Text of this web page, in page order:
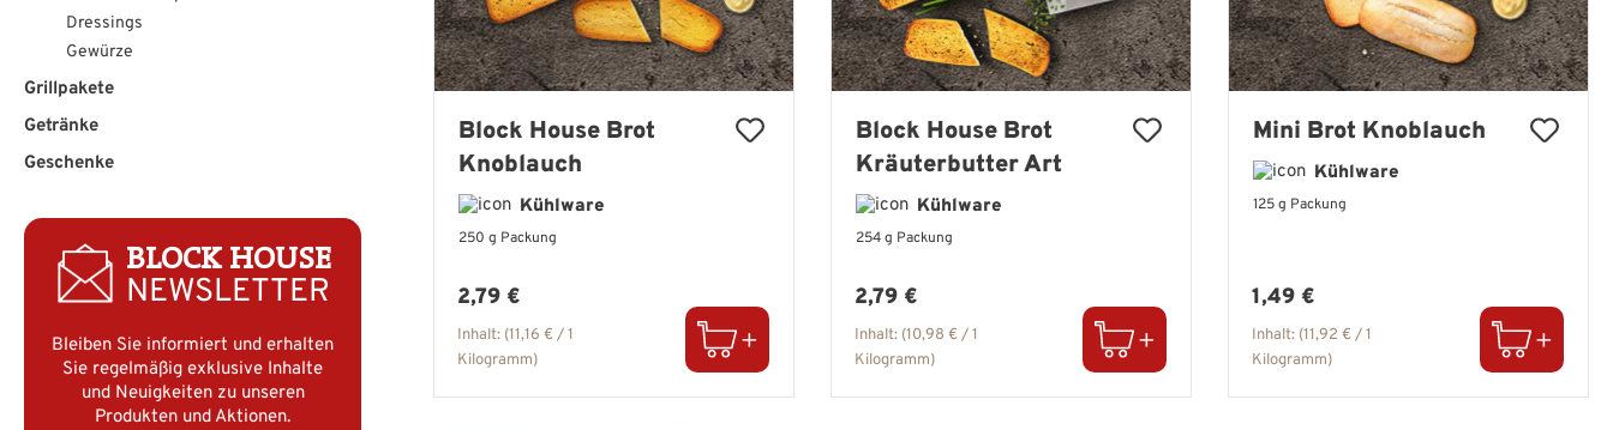
Dressings
Gewürze
Grillpakete
Getränke
Geschenke
BLOCK HOUSE
NEWSLETTER
Bleiben Sie informiert und erhalten
Sie regelmäßig exklusive Inhalte
und Neuigkeiten zu unseren
Produkten und Aktionen.
Block House Brot
Knoblauch
Kühlware
250 g Packung
Regulärer Preis:
2,79 €
Inhalt: (11,16 € / 1
Kilogramm)
Block House Brot
Kräuterbutter Art
Kühlware
254 g Packung
Regulärer Preis:
2,79 €
Inhalt: (10,98 € / 1
Kilogramm)
Mini Brot Knoblauch
Kühlware
125 g Packung
Regulärer Preis:
1,49 €
Inhalt: (11,92 € / 1
Kilogramm)